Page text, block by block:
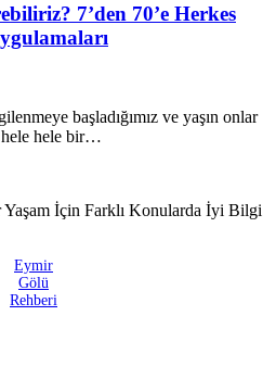
7’den 70’e Herkes
başladığımız ve yaşın onlar
hele hele bir…
İçin Farklı Konularda İyi Bilgi
Eymir
Gölü
Rehberi